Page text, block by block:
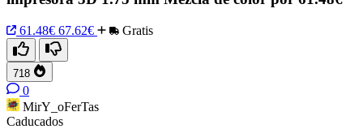
61.48€ 67.62€ Gratis
718
0
MirY_oFerTas
Caducados